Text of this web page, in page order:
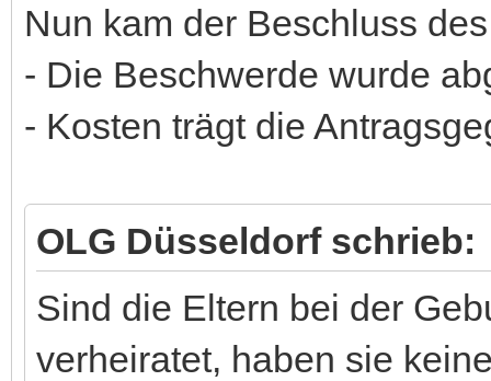
Nun kam der Beschluss
- Die Beschwerde wurde
- Kosten trägt die
OLG Düsseldorf schrieb:
Sind die Eltern bei der
verheiratet, haben sie